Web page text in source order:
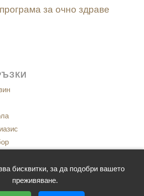
за очно здраве
бисквитки, за да подобри вашето
преживяване.